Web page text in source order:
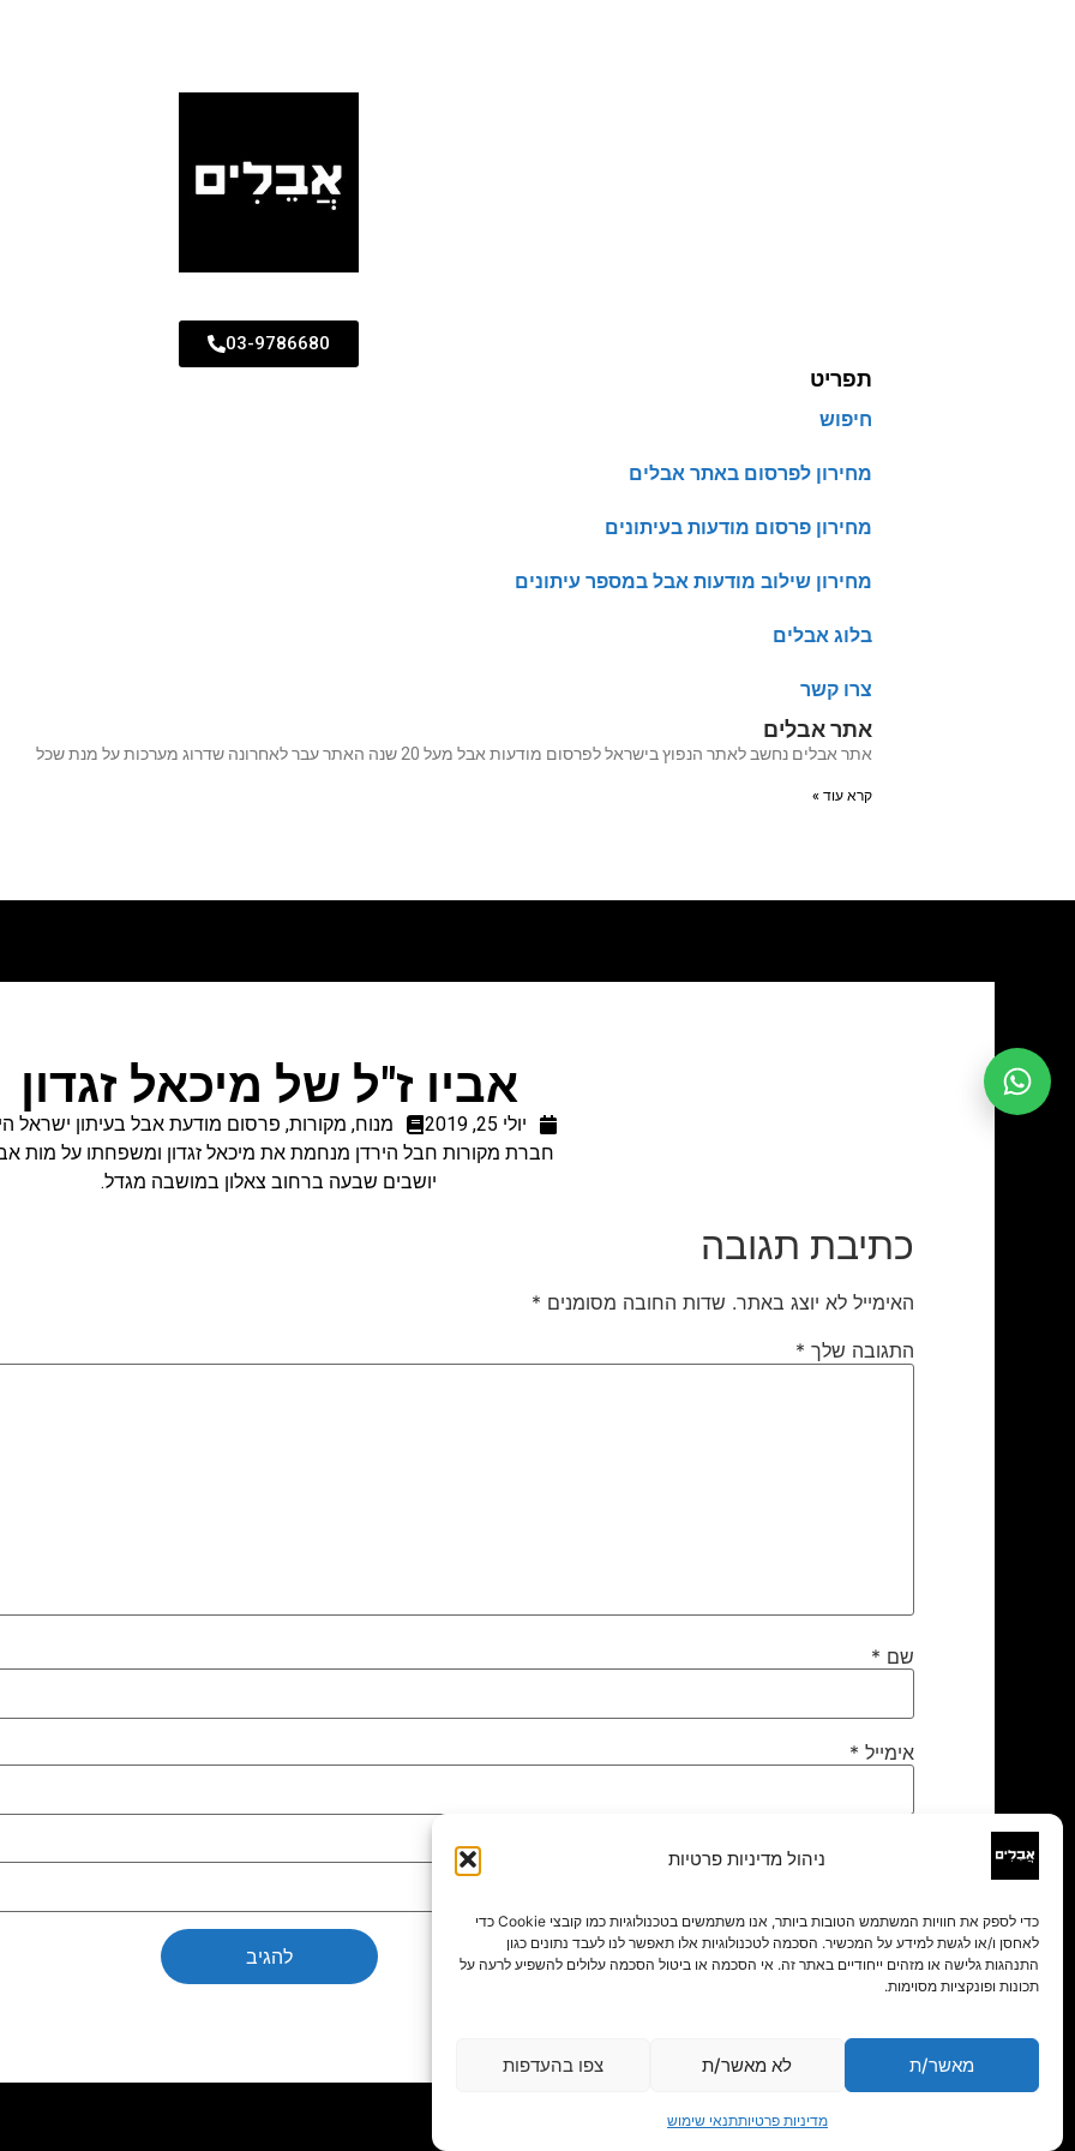
ניהול מדיניות פרטיות
כדי לספק את חוויות המשתמש הטובות ביותר, אנו משתמשים בטכנולוגיות כמו קובצי Cookie כדי
לאחסן ו/או לגשת למידע על המכשיר. הסכמה לטכנולוגיות אלו תאפשר לנו לעבד נתונים כגון
התנהגות גלישה או מזהים ייחודיים באתר זה. אי הסכמה או ביטול הסכמה עלולים להשפיע לרעה על
תכונות ופונקציות מסוימות.
מאשר/ת לא מאשר/ת צפו בהעדפות
מדיניות פרטיותתנאי שימוש
03-9786680
תפריט
חיפוש
מחירון לפרסום באתר אבלים
מחירון פרסום מודעות בעיתונים
מחירון שילוב מודעות אבל במספר עיתונים
בלוג אבלים
צרו קשר
אתר אבלים
אתר אבלים נחשב לאתר הנפוץ בישראל לפרסום מודעות אבל מעל 20 שנה האתר עבר לאחרונה שדרוג מערכות על מנת שכל
קרא עוד »
אביו ז"ל של מיכאל זגדון
יולי 25, 2019 מנוח, מקורות, פרסום מודעת אבל בעיתון ישראל
חברת מקורות חבל הירדן מנחמת את מיכאל זגדון ומשפחתו על מות
יושבים שבעה ברחוב צאלון במושבה מגדל.
כתיבת תגובה
האימייל לא יוצג באתר. שדות החובה מסומנים *
התגובה שלך *
שם *
אימייל *